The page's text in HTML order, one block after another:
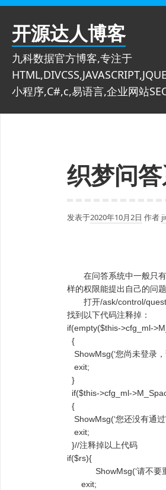
跳
开源达人博客
九科数据官方博客,专注于
小程序,C#,c,易语言,企业网站
织梦问
发表于2020年10月2日 作者
在问答系统中一般只
样的权限能提出自己的问
打开/ask/control/
找到以下代码注释掉：
if(empty($this->cfg_ml-
{
ShowMsg(‘您尚未登录
exit;
}
if($this->cfg_ml-
{
ShowMsg(‘您还没有通
exit;
}//注释掉以上代码
if($rs){
ShowMsg(‘请不要重复
exit;